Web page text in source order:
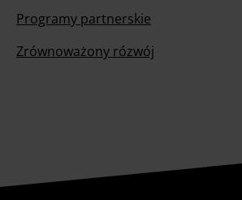
Programy partnerskie
Zrównoważony rózwój